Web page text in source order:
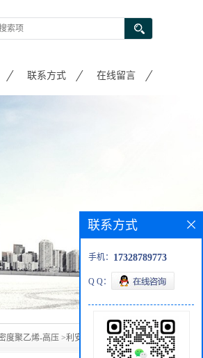
联系方式 在线留言
度聚乙烯-高压 >利安德巴塞尔
联系方式
手机： 17328789773
Q Q：